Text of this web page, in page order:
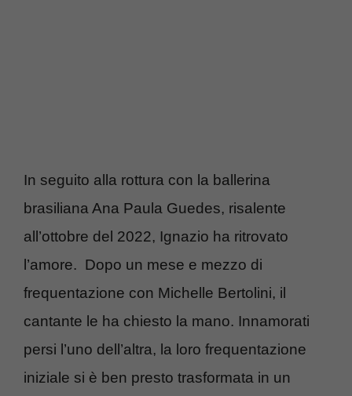
In seguito alla rottura con la ballerina
brasiliana Ana Paula Guedes, risalente
all’ottobre del 2022, Ignazio ha ritrovato
l’amore. Dopo un mese e mezzo di
frequentazione con Michelle Bertolini, il
cantante le ha chiesto la mano. Innamorati
persi l’uno dell’altra, la loro frequentazione
iniziale si è ben presto trasformata in un